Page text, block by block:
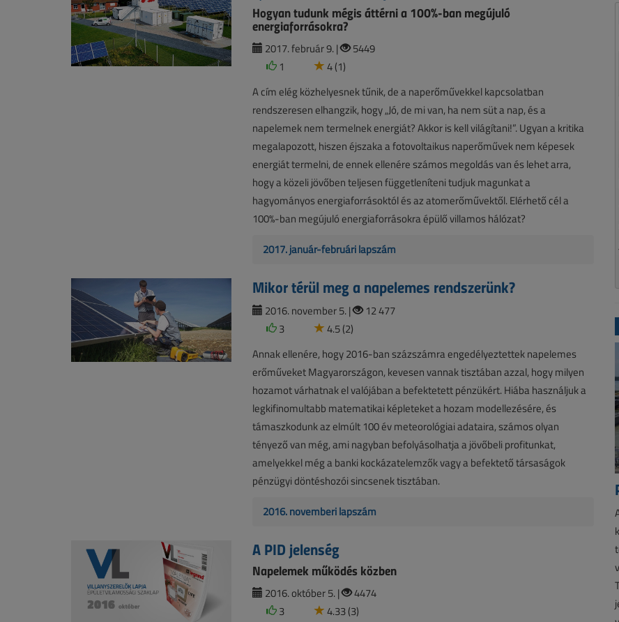
Hogyan tudunk mégis áttérni a 100%-ban megújuló
energiaforrásokra?
2017. február 9. |
5449
1
4 (1)
A cím elég közhelyesnek tűnik, de a naperőművekkel kapcsolatban
rendszeresen elhangzik, hogy „Jó, de mi van, ha nem süt a nap, és a
napelemek nem termelnek energiát? Akkor is kell világítani!”. Ugyan a kritika
megalapozott, hiszen éjszaka a fotovoltaikus naperőművek nem képesek
energiát termelni, de ennek ellenére számos megoldás van és lehet arra,
hogy a közeli jövőben teljesen függetleníteni tudjuk magunkat a
hagyományos energiaforrásoktól és az atomerőművektől. Elérhető cél a
100%-ban megújuló energiaforrásokra épülő villamos hálózat?
2017. január-februári lapszám
Mikor térül meg a napelemes rendszerünk?
2016. november 5. |
12 477
3
4.5 (2)
Annak ellenére, hogy 2016-ban százszámra engedélyeztettek napelemes
erőműveket Magyarországon, kevesen vannak tisztában azzal, hogy milyen
hozamot várhatnak el valójában a befektetett pénzükért. Hiába használjuk a
legkifinomultabb matematikai képleteket a hozam modellezésére, és
támaszkodunk az elmúlt 100 év meteorológiai adataira, számos olyan
tényező van még, ami nagyban befolyásolhatja a jövőbeli profitunkat,
amelyekkel még a banki kockázatelemzők vagy a befektető társaságok
pénzügyi döntéshozói sincsenek tisztában.
2016. novemberi lapszám
A PID jelenség
Napelemek működés közben
2016. október 5. |
4474
3
4.33 (3)